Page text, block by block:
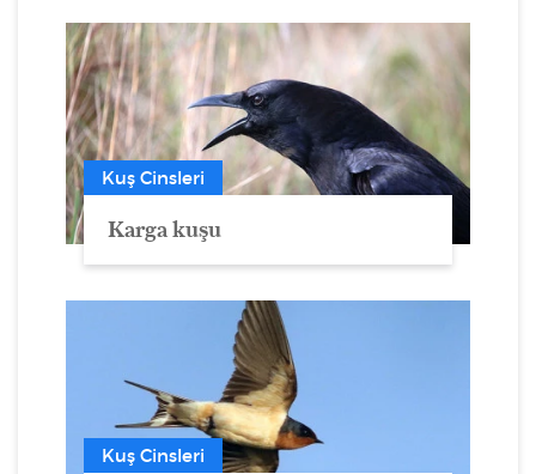
Kuş Cinsleri
Karga kuşu
Kuş Cinsleri